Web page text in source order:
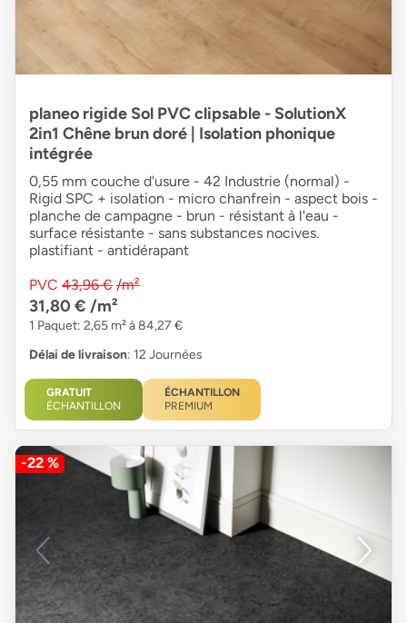
planeo rigide Sol PVC clipsable - SolutionX
2in1 Chêne brun doré | Isolation phonique
intégrée
0,55 mm couche d'usure - 42 Industrie (normal) -
Rigid SPC + isolation - micro chanfrein - aspect bois -
planche de campagne - brun - résistant à l'eau -
surface résistante - sans substances nocives.
plastifiant - antidérapant
PVC 43,96 € /m²
31,80 € /m²
1 Paquet: 2,65 m² à 84,27 €
Délai de livraison: 12 Journées
GRATUIT
ÉCHANTILLON
ÉCHANTILLON
PREMIUM
-22 %